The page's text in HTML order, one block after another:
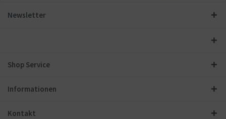
Newsletter
Shop Service
Informationen
Kontakt